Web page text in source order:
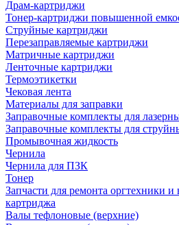
Драм-картриджи
Тонер-картриджи повышенной
Струйные картриджи
Перезаправляемые картриджи
Матричные картриджи
Ленточные картриджи
Термоэтикетки
Чековая лента
Материалы для заправки
Заправочные комплекты для
Заправочные комплекты для
Промывочная жидкость
Чернила
Чернила для ПЗК
Тонер
Запчасти для ремонта оргтехники и
картриджа
Валы тефлоновые (верхние)